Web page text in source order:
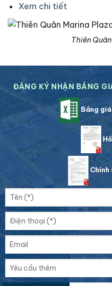
Xem chi tiết
Thiên
ĐĂNG KÝ NHẬN BẢNG
Bảng
Chính